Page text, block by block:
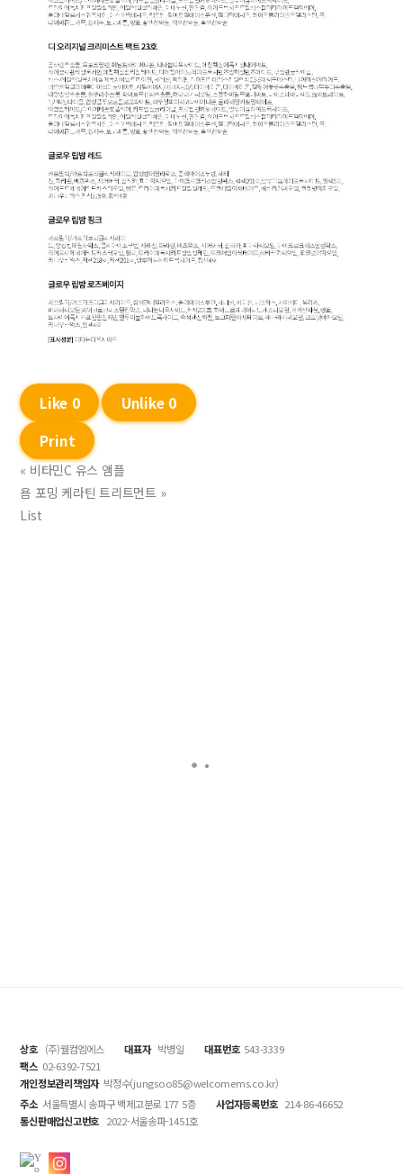
Like 0 Unlike 0
Print
« 비타민C 유스 앰플
욤 포밍 케라틴 트리트먼트 »
List
상호 (주)웰컴엠에스 대표자 박병일 대표번호 543-3339
팩스 02-6392-7521
개인정보관리책임자 박정수(jungsoo85@welcomems.co.kr)
주소 서울특별시 송파구 백제고분로 177 5층 사업자등록번호 214-86-46652
통신판매업신고번호 2022-서울송파-1451호